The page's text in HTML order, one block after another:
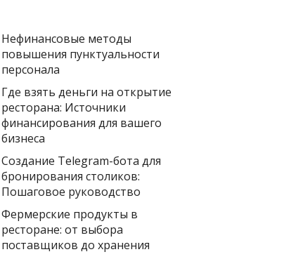
Нефинансовые методы
повышения пунктуальности
персонала
Где взять деньги на открытие
ресторана: Источники
финансирования для вашего
бизнеса
Создание Telegram-бота для
бронирования столиков:
Пошаговое руководство
Фермерские продукты в
ресторане: от выбора
поставщиков до хранения